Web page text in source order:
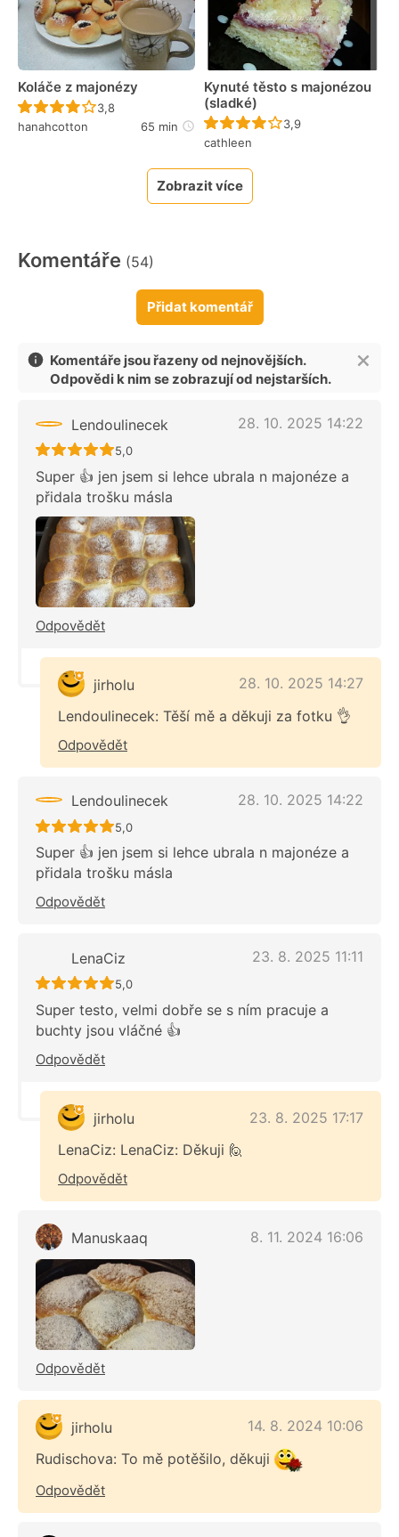
Koláče z majonézy
Recept ještě nebyl hodnocen
3,8
hanahcotton
65 min
Kynuté těsto s majonézou
(sladké)
Recept ještě nebyl
3,9
cathleen
Zobrazit více
Komentáře (54)
Přidat komentář
Komentáře jsou řazeny od nejnovějších.
Odpovědi k nim se zobrazují od nejstarších.
Lendoulinecek 28. 10. 2025 14:22
Recept ještě nebyl hodnocen
5,0
Super 👍 jen jsem si lehce ubrala n majonéze a
přidala trošku másla
Odpovědět
jirholu
28. 10. 2025 14:27
Lendoulinecek: Těší mě a děkuji za fotku 👌
Odpovědět
Lendoulinecek 28. 10. 2025 14:22
Recept ještě nebyl hodnocen
5,0
Super 👍 jen jsem si lehce ubrala n majonéze a
přidala trošku másla
Odpovědět
LenaCiz 23. 8. 2025 11:11
Recept ještě nebyl hodnocen
5,0
Super testo, velmi dobře se s ním pracuje a
buchty jsou vláčné 👍
Odpovědět
jirholu
23. 8. 2025 17:17
LenaCiz: LenaCiz: Děkuji 🙋
Odpovědět
Manuskaaq 8. 11. 2024 16:06
Odpovědět
jirholu
14. 8. 2024 10:06
Rudischova: To mě potěšilo, děkuji
Odpovědět